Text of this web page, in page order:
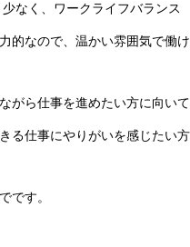
なく、ワークライフバランス
的なので、温かい雰囲気で働け
がら仕事を進めたい方に向いて
る仕事にやりがいを感じたい方
です。